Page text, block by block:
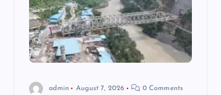
admin August 7, 2026 0 Comments